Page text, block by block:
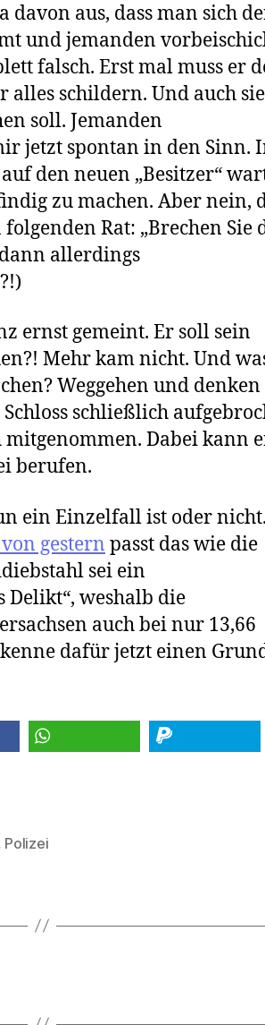
davon aus, dass man sich
und jemanden
falsch. Erst mal muss er
schildern. Und auch sie
soll. Jemanden
jetzt spontan in den Sinn.
den neuen „Besitzer“
zu machen. Aber nein,
Rat: „Brechen Sie
dann allerdings
ernst gemeint. Er soll sein
Mehr kam nicht. Und
Weggehen und denken
Schloss schließlich
Dabei kann
berufen.
ein Einzelfall ist oder nicht.
gestern passt das wie die
sei ein
Delikt“, weshalb die
auch bei nur 13,66
dafür jetzt einen
Polizei